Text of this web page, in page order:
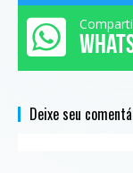
Deixe seu